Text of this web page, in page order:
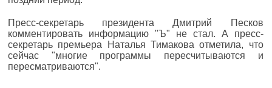
Пресс-секретарь президента Дмитрий Песков
комментировать информацию "Ъ" не стал. А пресс-
секретарь премьера Наталья Тимакова отметила, что
сейчас "многие программы пересчитываются и
пересматриваются".